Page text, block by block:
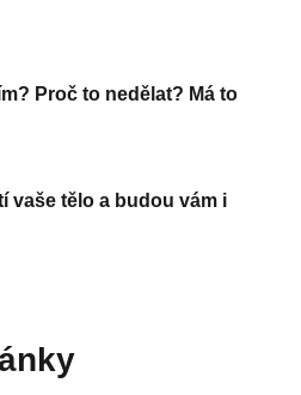
Proč to nedělat? Má to
vaše tělo a budou vám i